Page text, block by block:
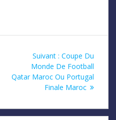
Suivant : Article
suivant
:
Coupe Du
Monde De Football
Qatar Maroc Ou Portugal
Finale Maroc